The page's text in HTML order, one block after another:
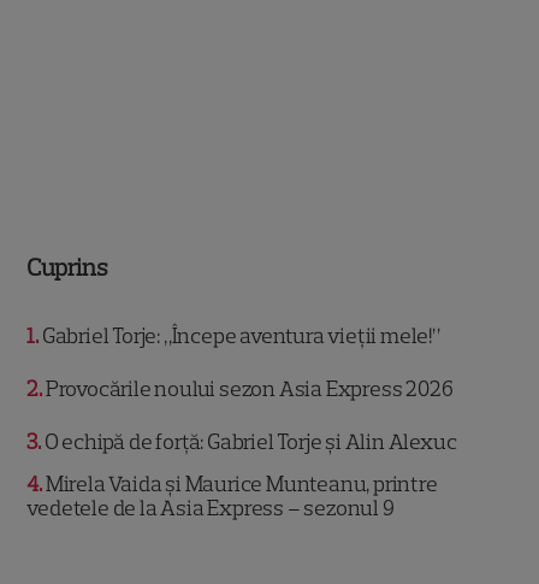
Cuprins
1 Gabriel Torje: „Începe aventura vieții mele!”
2 Provocările noului sezon Asia Express 2026
3 O echipă de forță: Gabriel Torje și Alin Alexuc
4 Mirela Vaida și Maurice Munteanu, printre
vedetele de la Asia Express – sezonul 9